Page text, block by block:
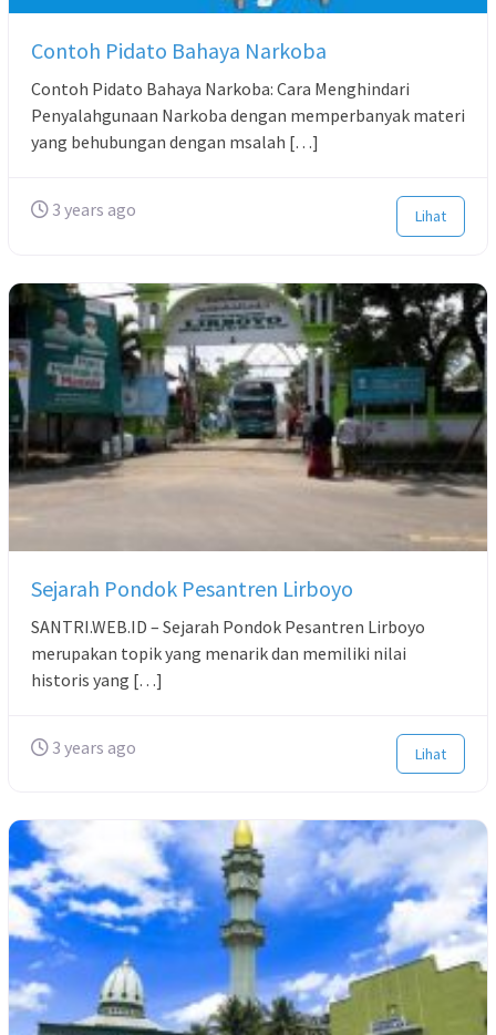
Contoh Pidato Bahaya Narkoba
Contoh Pidato Bahaya Narkoba: Cara Menghindari
Penyalahgunaan Narkoba dengan memperbanyak materi
yang behubungan dengan msalah […]
3 years ago Lihat
Sejarah Pondok Pesantren Lirboyo
SANTRI.WEB.ID – Sejarah Pondok Pesantren Lirboyo
merupakan topik yang menarik dan memiliki nilai
historis yang […]
3 years ago Lihat